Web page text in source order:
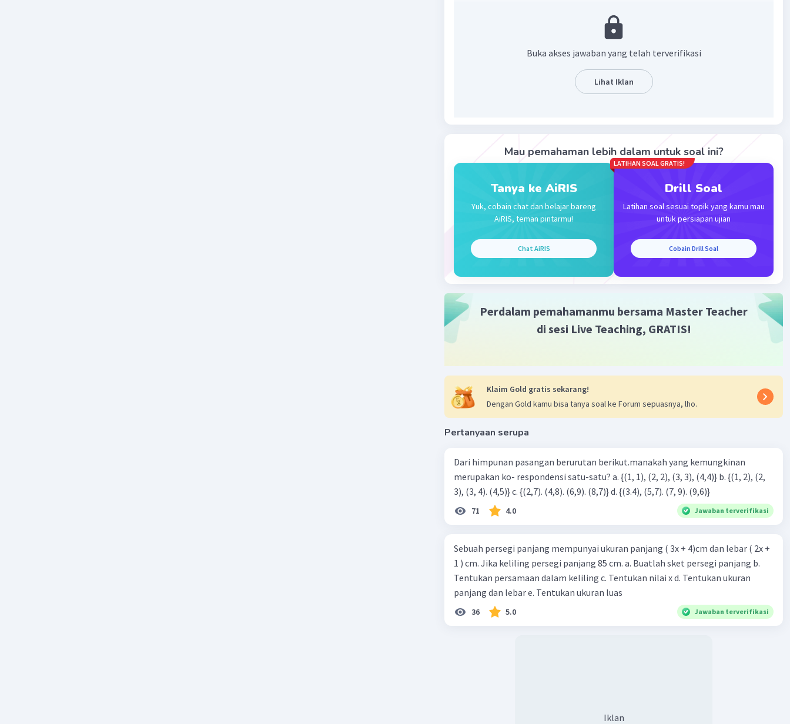
Diketahui d = 28 em, maka r = 14 em.
volume tabung = πr²t
Buka akses jawaban yang telah terverifikasi
Lihat Iklan
Mau pemahaman lebih dalam untuk soal ini?
Tanya ke AiRIS
Yuk, cobain chat dan belajar bareng
AiRIS, teman pintarmu!
Chat AiRIS
LATIHAN SOAL GRATIS!
Drill Soal
Latihan soal sesuai topik yang kamu mau
untuk persiapan ujian
Cobain Drill Soal
Perdalam pemahamanmu bersama Master Teacher
di sesi Live Teaching, GRATIS!
Klaim Gold gratis sekarang!
Dengan Gold kamu bisa tanya soal ke Forum sepuasnya, lho.
Pertanyaan serupa
Dari himpunan pasangan berurutan berikut.manakah yang kemungkinan
merupakan ko- respondensi satu-satu? a. {(1, 1), (2, 2), (3, 3), (4,4)} b. {(1, 2), (2,
3), (3, 4). (4,5)} c. {(2,7). (4,8). (6,9). (8,7)} d. {(3.4), (5,7). (7, 9). (9,6)}
71 4.0 Jawaban terverifikasi
Sebuah persegi panjang mempunyai ukuran panjang ( 3x + 4)cm dan lebar ( 2x +
1 ) cm. Jika keliling persegi panjang 85 cm. a. Buatlah sket persegi panjang b.
Tentukan persamaan dalam keliling c. Tentukan nilai x d. Tentukan ukuran
panjang dan lebar e. Tentukan ukuran luas
36 5.0 Jawaban terverifikasi
Iklan